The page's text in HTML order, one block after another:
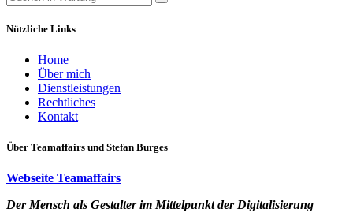
Nützliche Links
Home
Über mich
Dienstleistungen
Rechtliches
Kontakt
Über Teamaffairs und Stefan Burges
Webseite Teamaffairs
Der Mensc​h als Gestalter ​im Mittel​​punkt der Digitalisierung